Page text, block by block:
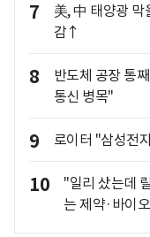
7
美, 中 태양광
감↑
8
반도체 공장 통
통신 병목"
9 로이터 "삼성전
10
"일리 샀는데
는 제약·바이